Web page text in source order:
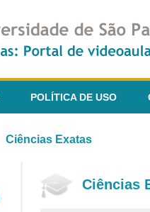
POLÍTICA DE USO
Ciências Exatas
Ciências